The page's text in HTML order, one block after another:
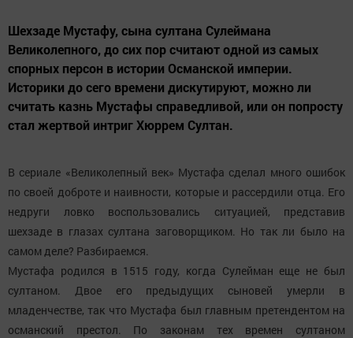
Шехзаде Мустафу, сына султана Сулеймана
Великолепного, до сих пор считают одной из самых
спорных персон в истории Османской империи.
Историки до сего времени дискутируют, можно ли
считать казнь Мустафы справедливой, или он попросту
стал жертвой интриг Хюррем Султан.
В сериале «Великолепный век» Мустафа сделал много ошибок
по своей доброте и наивности, которые и рассердили отца. Его
недруги ловко воспользовались ситуацией, представив
шехзаде в глазах султана заговорщиком. Но так ли было на
самом деле? Разбираемся.
Мустафа родился в 1515 году, когда Сулейман еще не был
султаном. Двое его предыдущих сыновей умерли в
младенчестве, так что Мустафа был главным претендентом на
османский престол. По законам тех времен султаном